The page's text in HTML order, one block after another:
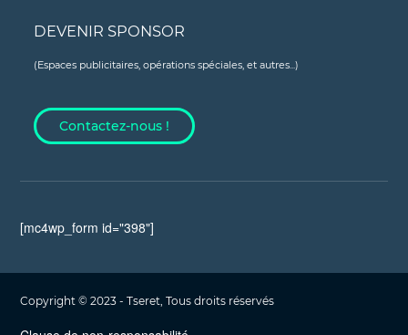
DEVENIR SPONSOR
(Espaces publicitaires, opérations spéciales, et autres...)
Contactez-nous !
[mc4wp_form id="398"]
Copyright © 2023 - Tseret, Tous droits réservés